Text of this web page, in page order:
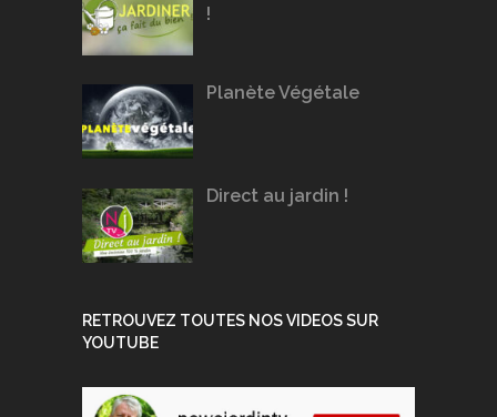
!
Planète Végétale
Direct au jardin !
RETROUVEZ TOUTES NOS VIDEOS SUR
YOUTUBE